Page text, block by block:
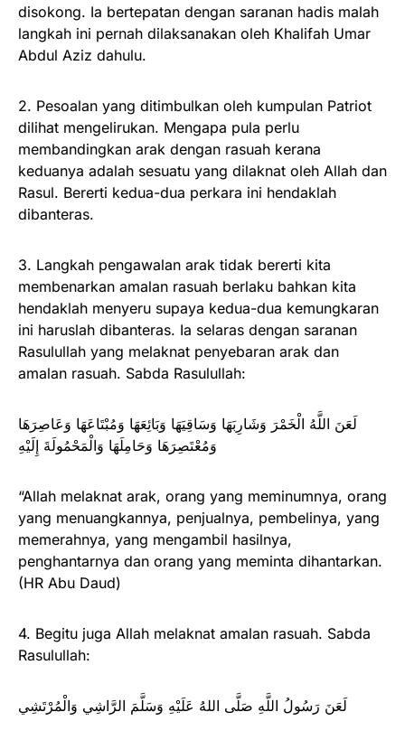
disokong. Ia bertepatan dengan saranan hadis malah
langkah ini pernah dilaksanakan oleh Khalifah Umar
Abdul Aziz dahulu.
2. Pesoalan yang ditimbulkan oleh kumpulan Patriot
dilihat mengelirukan. Mengapa pula perlu
membandingkan arak dengan rasuah kerana
keduanya adalah sesuatu yang dilaknat oleh Allah dan
Rasul. Bererti kedua-dua perkara ini hendaklah
dibanteras.
3. Langkah pengawalan arak tidak bererti kita
membenarkan amalan rasuah berlaku bahkan kita
hendaklah menyeru supaya kedua-dua kemungkaran
ini haruslah dibanteras. Ia selaras dengan saranan
Rasulullah yang melaknat penyebaran arak dan
amalan rasuah. Sabda Rasulullah:
لَعَنَ اللَّهُ الْخَمْرَ وَشَارِبَهَا وَسَاقِيَهَا وَبَائِعَهَا وَمُبْتَاعَهَا وَعَاصِرَهَا
وَمُعْتَصِرَهَا وَحَامِلَهَا وَالْمَحْمُولَةَ إِلَيْهِ
“Allah melaknat arak, orang yang meminumnya, orang
yang menuangkannya, penjualnya, pembelinya, yang
memerahnya, yang mengambil hasilnya,
penghantarnya dan orang yang meminta dihantarkan.
(HR Abu Daud)
4. Begitu juga Allah melaknat amalan rasuah. Sabda
Rasulullah:
لَعَنَ رَسُولُ اللَّهِ صَلَّى اللهُ عَلَيْهِ وَسَلَّمَ الرَّاشِي وَالْمُرْتَشِي